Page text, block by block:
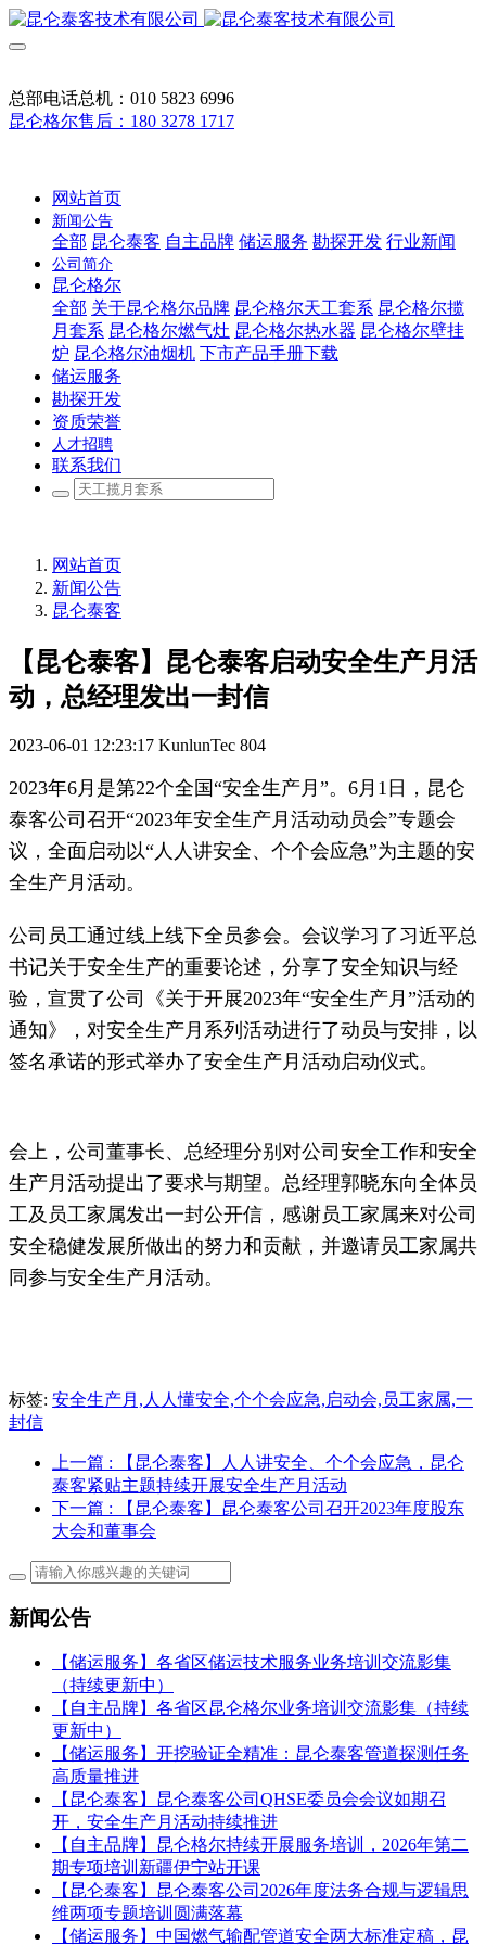
总部电话总机：010 5823 6996
昆仑格尔售后：180 3278 1717
网站首页
新闻公告
全部 昆仑泰客 自主品牌 储运服务 勘探开发 行业新闻
公司简介
昆仑格尔
全部 关于昆仑格尔品牌 昆仑格尔天工套系 昆仑格尔揽
月套系 昆仑格尔燃气灶 昆仑格尔热水器 昆仑格尔壁挂
炉 昆仑格尔油烟机 下市产品手册下载
储运服务
勘探开发
资质荣誉
人才招聘
联系我们
网站首页
新闻公告
昆仑泰客
【昆仑泰客】昆仑泰客启动安全生产月活
动，总经理发出一封信
2023-06-01 12:23:17 KunlunTec 804
2023年6月是第22个全国“安全生产月”。6月1日，昆仑
泰客公司召开“2023年安全生产月活动动员会”专题会
议，全面启动以“人人讲安全、个个会应急”为主题的安
全生产月活动。
公司员工通过线上线下全员参会。会议学习了习近平总
书记关于安全生产的重要论述，分享了安全知识与经
验，宣贯了公司《关于开展2023年“安全生产月”活动的
通知》，对安全生产月系列活动进行了动员与安排，以
签名承诺的形式举办了安全生产月活动启动仪式。
会上，公司董事长、总经理分别对公司安全工作和安全
生产月活动提出了要求与期望。总经理郭晓东向全体员
工及员工家属发出一封公开信，感谢员工家属来对公司
安全稳健发展所做出的努力和贡献，并邀请员工家属共
同参与安全生产月活动。
标签: 安全生产月,人人懂安全,个个会应急,启动会,员工家属,一
封信
上一篇 : 【昆仑泰客】人人讲安全、个个会应急，昆仑
泰客紧贴主题持续开展安全生产月活动
下一篇 : 【昆仑泰客】昆仑泰客公司召开2023年度股东
大会和董事会
新闻公告
【储运服务】各省区储运技术服务业务培训交流影集
（持续更新中）
【自主品牌】各省区昆仑格尔业务培训交流影集（持续
更新中）
【储运服务】开挖验证全精准：昆仑泰客管道探测任务
高质量推进
【昆仑泰客】昆仑泰客公司QHSE委员会会议如期召
开，安全生产月活动持续推进
【自主品牌】昆仑格尔持续开展服务培训，2026年第二
期专项培训新疆伊宁站开课
【昆仑泰客】昆仑泰客公司2026年度法务合规与逻辑思
维两项专题培训圆满落幕
【储运服务】中国燃气输配管道安全两大标准定稿，昆